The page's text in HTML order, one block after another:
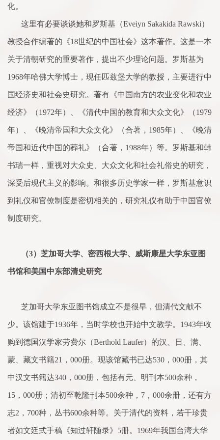
化。
这里有必要谈谈她和罗斯基（Eveiyn Sakakida Rawski）
教授合作编著的《18世纪的中国社会》这本著作。这是一本
关于清朝研究的重要著作，提出不少理论问题。罗斯基为
1968年哈佛大学博士，现任匹兹堡大学的教授，主要进行中
国经济史和社会史研究。著有《中国南方的农业变化和农业
经济》（1972年）、《清代中国的教育和大众文化》（1979
年）、《晚清帝国和大众文化》（合著， 1985年）、《晚清
帝国和近代中国的葬礼》（合著， 1988年）等。罗斯基和韩
书瑞一样，重视对大众史、大众文化和社会礼俗史的研究，
深受后现代主义的影响。和很多历史学家一样，罗斯基意识
到礼仪和官僚制 度是密切相关的，研究礼仪有助于中国官僚
制 度研究。
（3）芝加哥大学、密西根大学、威斯康星大学东亚图
书馆和美国中东部清史研究
芝加哥大学东亚图书馆成立不是很早，但清代文献不
少。该馆建于1936年，当时学校也开始中文教学。 1943年收
购到德国汉学家劳费尔（Berthold Laufer）的汉、日、满、
蒙 、藏文书籍21 ， 000册。现该馆藏书已达530 ， 000册，其
中汉文书籍达340 ， 000册，包括有元、明刊本500余种，
15 ， 000册；清初至乾隆刊本500余种， 7 ， 000余册，还有方
志2 ， 700种，丛书600余种等。关于清代的资料，若干珍贵
者如文廷式手稿《知过轩随录》 5册。 1969年我国 台湾大华